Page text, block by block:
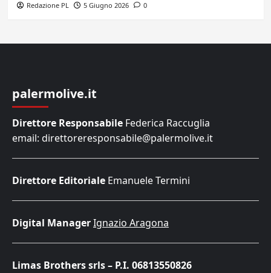
Redazione PL 5 Giugno 2026 0
palermolive.it
Direttore Responsabile Federica Raccuglia
email: direttoreresponsabile@palermolive.it
Direttore Editoriale Emanuele Termini
Digital ManagerIgnazio Aragona
Limas Brothers srls – P.I. 06813550826